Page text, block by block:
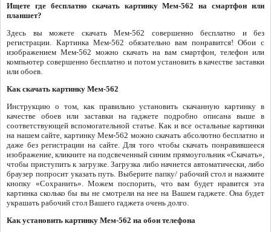
Ищете где бесплатно скачать картинку Мем-562 на смартфон или
планшет?
Здесь вы можете скачать Мем-562 совершенно бесплатно и без
регистрации. Картинка Мем-562 обязательно вам понравится! Обои с
изображением Мем-562 можно скачать на вам смартфон, телефон или
компьютер совершенно бесплатно и потом установить в качестве заставки
или обоев.
Как скачать картинку Мем-562
Инструкцию о том, как правильно установить скачанную картинку в
качестве обоев или заставки на гаджете подробно описана выше в
соответствующей вспомогательной статье. Как и все остальные картинки
на нашем сайте, картинку Мем-562 можно скачать абсолютно бесплатно и
даже без регистрации на сайте. Для того чтобы скачать понравившееся
изображение, кликните на подсвеченный синим прямоугольник «Скачать»,
чтобы приступить к загрузке. Загрузка либо начнется автоматически, либо
браузер попросит указать путь. Выберите папку/ рабочий стол и нажмите
кнопку «Сохранить». Можем поспорить, что вам будет нравится эта
картинка сколько бы вы не смотрели на нее на Вашем гаджете. Она будет
украшать рабочий стол Вашего гаджета очень долго.
Как установить картинку Мем-562 на обои телефона